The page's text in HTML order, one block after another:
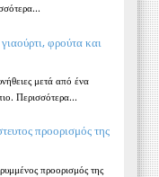
φρούτα και
μετά από ένα
Περισσότερα...
προορισμός της
προορισμός της